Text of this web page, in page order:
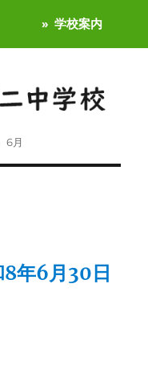
学校案内
6月
年6月30日